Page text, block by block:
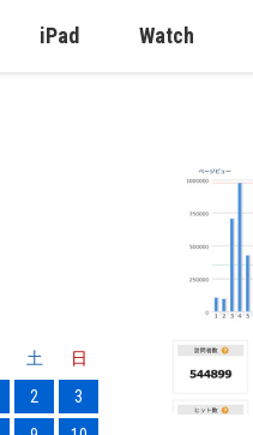
iPad Watch
土
日
2
3